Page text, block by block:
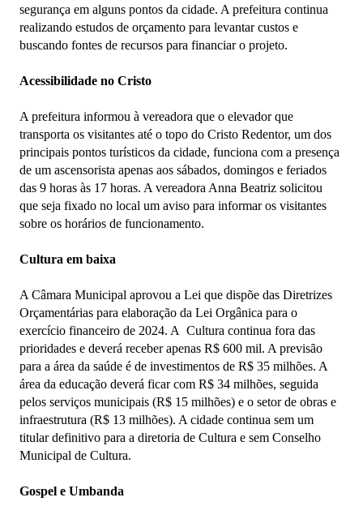
segurança em alguns pontos da cidade. A prefeitura continua
realizando estudos de orçamento para levantar custos e
buscando fontes de recursos para financiar o projeto.
Acessibilidade no Cristo
A prefeitura informou à vereadora que o elevador que
transporta os visitantes até o topo do Cristo Redentor, um dos
principais pontos turísticos da cidade, funciona com a presença
de um ascensorista apenas aos sábados, domingos e feriados
das 9 horas às 17 horas. A vereadora Anna Beatriz solicitou
que seja fixado no local um aviso para informar os visitantes
sobre os horários de funcionamento.
Cultura em baixa
A Câmara Municipal aprovou a Lei que dispõe das Diretrizes
Orçamentárias para elaboração da Lei Orgânica para o
exercício financeiro de 2024. A Cultura continua fora das
prioridades e deverá receber apenas R$ 600 mil. A previsão
para a área da saúde é de investimentos de R$ 35 milhões. A
área da educação deverá ficar com R$ 34 milhões, seguida
pelos serviços municipais (R$ 15 milhões) e o setor de obras e
infraestrutura (R$ 13 milhões). A cidade continua sem um
titular definitivo para a diretoria de Cultura e sem Conselho
Municipal de Cultura.
Gospel e Umbanda